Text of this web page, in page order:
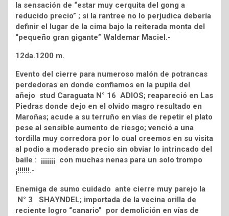
la sensación de “estar muy cerquita del gong a
reducido precio” ; si la rantree no lo perjudica debería
definir el lugar de la cima bajo la reiterada monta del
“pequeño gran gigante” Waldemar Maciel.-
12da.1200 m.
Evento del cierre para numeroso malón de potrancas
perdedoras en donde confiamos en la pupila del
añejo stud Caraguata N° 16 ADIOS; reapareció en Las
Piedras donde dejo en el olvido magro resultado en
Maroñas; acude a su terruño en vías de repetir el plato
pese al sensible aumento de riesgo; venció a una
tordilla muy corredora por lo cual creemos en su visita
al podio a moderado precio sin obviar lo intrincado del
baile : ¡¡¡¡¡¡¡ con muchas nenas para un solo trompo
¡!!!!!!.-
Enemiga de sumo cuidado ante cierre muy parejo la
N° 3 SHAYNDEL; importada de la vecina orilla de
reciente logro “canario” por demolición en vías de